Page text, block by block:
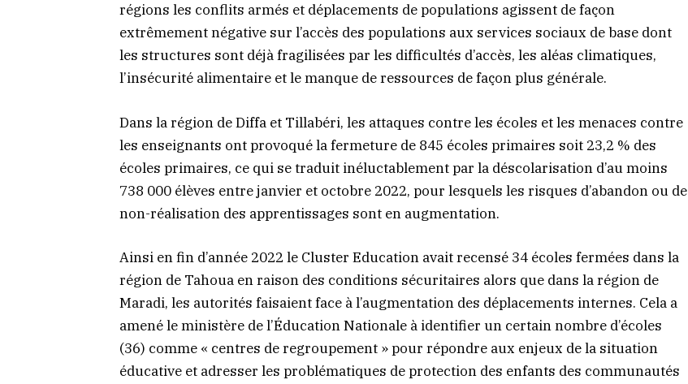
régions les conflits armés et déplacements de populations agissent de façon
extrêmement négative sur l’accès des populations aux services sociaux de base dont
les structures sont déjà fragilisées par les difficultés d’accès, les aléas climatiques,
l’insécurité alimentaire et le manque de ressources de façon plus générale.
Dans la région de Diffa et Tillabéri, les attaques contre les écoles et les menaces contre
les enseignants ont provoqué la fermeture de 845 écoles primaires soit 23,2 % des
écoles primaires, ce qui se traduit inéluctablement par la déscolarisation d’au moins
738 000 élèves entre janvier et octobre 2022, pour lesquels les risques d’abandon ou de
non-réalisation des apprentissages sont en augmentation.
Ainsi en fin d’année 2022 le Cluster Education avait recensé 34 écoles fermées dans la
région de Tahoua en raison des conditions sécuritaires alors que dans la région de
Maradi, les autorités faisaient face à l’augmentation des déplacements internes. Cela a
amené le ministère de l’Éducation Nationale à identifier un certain nombre d’écoles
(36) comme « centres de regroupement » pour répondre aux enjeux de la situation
éducative et adresser les problématiques de protection des enfants des communautés